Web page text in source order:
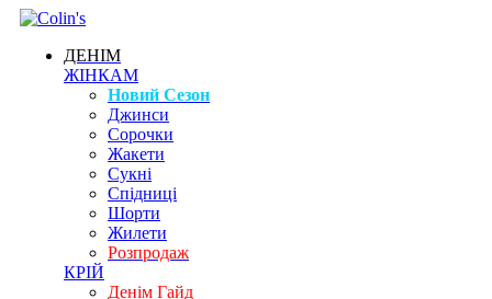
ДЕНІМ
ЖІНКАМ
Новий Сезон
Джинси
Сорочки
Жакети
Сукні
Спідниці
Шорти
Жилети
Розпродаж
КРІЙ
Денім Гайд